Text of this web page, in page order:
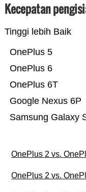
Kecepatan
Tinggi lebih Baik
Samsung Galaxy
Google Nexus 6P
OnePlus 6T
OnePlus 6
OnePlus 5
OnePlus 2 vs.
OnePlus 2 vs.